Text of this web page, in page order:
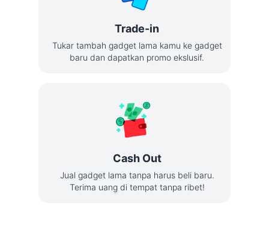
Trade-in
Tukar tambah gadget lama kamu ke gadget
baru dan dapatkan promo ekslusif.
Cash Out
Jual gadget lama tanpa harus beli baru.
Terima uang di tempat tanpa ribet!